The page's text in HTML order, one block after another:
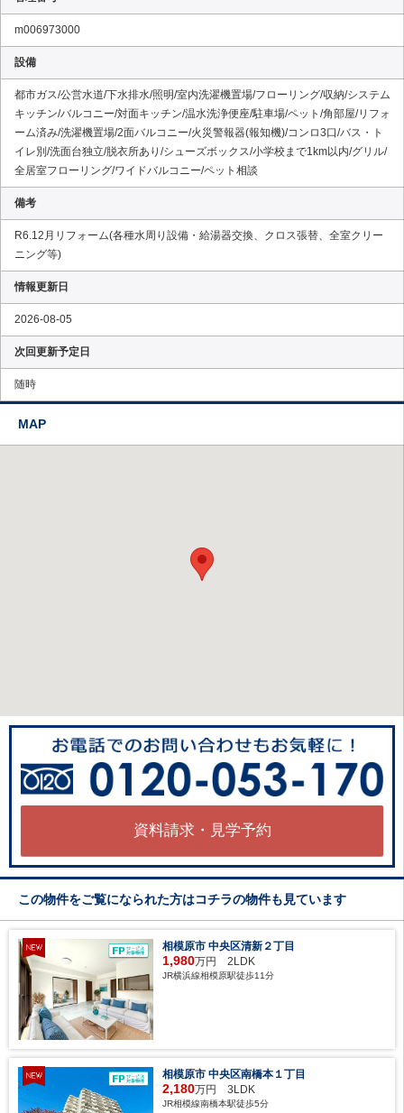
m006973000
設備
都市ガス/公営水道/下水排水/照明/室内洗濯機置場/フローリング/収納/システム
キッチン/バルコニー/対面キッチン/温水洗浄便座/駐車場/ペット/角部屋/リフォ
ーム済み/洗濯機置場/2面バルコニー/火災警報器(報知機)/コンロ3口/バス・ト
イレ別/洗面台独立/脱衣所あり/シューズボックス/小学校まで1km以内/グリル/
全居室フローリング/ワイドバルコニー/ペット相談
備考
R6.12月リフォーム(各種水周り設備・給湯器交換、クロス張替、全室クリー
ニング等)
情報更新日
2026-08-05
次回更新予定日
随時
MAP
資料請求・見学予約
この物件をご覧になられた方はコチラの物件も見ています
相模原市 中央区清新２丁目
1,980万円 2LDK
JR横浜線相模原駅徒歩11分
相模原市 中央区南橋本１丁目
2,180万円 3LDK
JR相模線南橋本駅徒歩5分